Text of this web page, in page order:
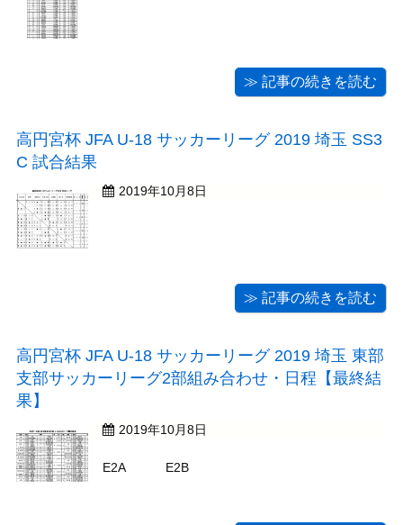
≫ 記事の続きを読む
高円宮杯 JFA U-18 サッカーリーグ 2019 埼玉 SS3
C 試合結果
2019年10月8日
≫ 記事の続きを読む
高円宮杯 JFA U-18 サッカーリーグ 2019 埼玉 東部
支部サッカーリーグ2部組み合わせ・日程【最終結
果】
2019年10月8日
E2A E2B